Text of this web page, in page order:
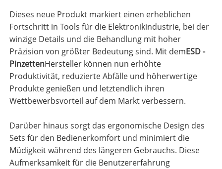
Dieses neue Produkt markiert einen erheblichen
Fortschritt in Tools für die Elektronikindustrie, bei der
winzige Details und die Behandlung mit hoher
Präzision von größter Bedeutung sind. Mit demESD -
PinzettenHersteller können nun erhöhte
Produktivität, reduzierte Abfälle und höherwertige
Produkte genießen und letztendlich ihren
Wettbewerbsvorteil auf dem Markt verbessern.
Darüber hinaus sorgt das ergonomische Design des
Sets für den Bedienerkomfort und minimiert die
Müdigkeit während des längeren Gebrauchs. Diese
Aufmerksamkeit für die Benutzererfahrung